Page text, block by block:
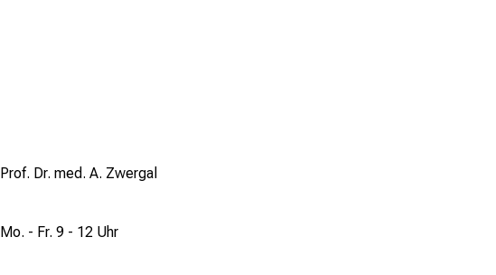
Prof. Dr. med. A. Zwergal
Mo. - Fr. 9 - 12 Uhr